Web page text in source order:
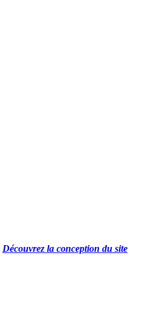
Découvrez la conception du site